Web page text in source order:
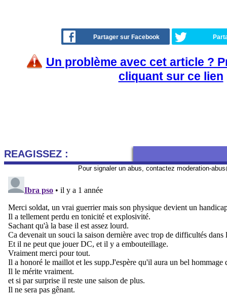
Partager sur Facebook
Un problème avec cet article ?
cliquant sur ce lien
REAGISSEZ :
Pour signaler un abus, contactez moderation-